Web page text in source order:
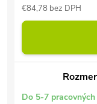
€84,78 bez DPH
Do 5-7